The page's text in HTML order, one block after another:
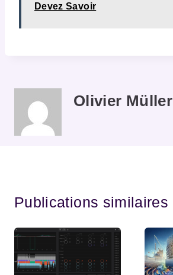
Devez Savoir
Olivier Müller
Publications similaires